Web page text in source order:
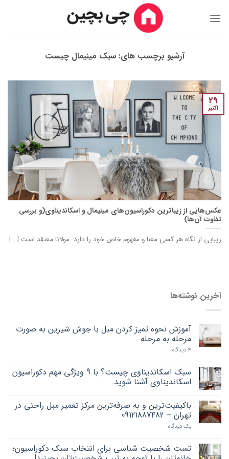
آرشیو برچسب های:سبک مینیمال چیست
عکس‌هایی از زیباترین دکوراسیون‌های مینیمال و اسکاندیناوی(و بررسی
تفاوت آن‌ها)
زیبایی از نگاه هر کسی معنا و مفهوم خاص خود را دارد. مولانا معتقد است [...]
29
اکتبر
آخرین نوشته‌ها
آموزش نحوه تمیز کردن مبل با جوش شیرین به صورت
مرحله به مرحله
4 دیدگاه
سبک اسکاندیناوی چیست؟ با 9 ویژگی مهم دکوراسیون
اسکاندیناوی آشنا شوید.
باکیفیت‌ترین و به صرفه‌ترین مرکز تعمیر مبل راحتی در
تهران – 09121887482
یک دیدگاه
تست شخصیت شناسی برای انتخاب سبک دکوراسیون؛